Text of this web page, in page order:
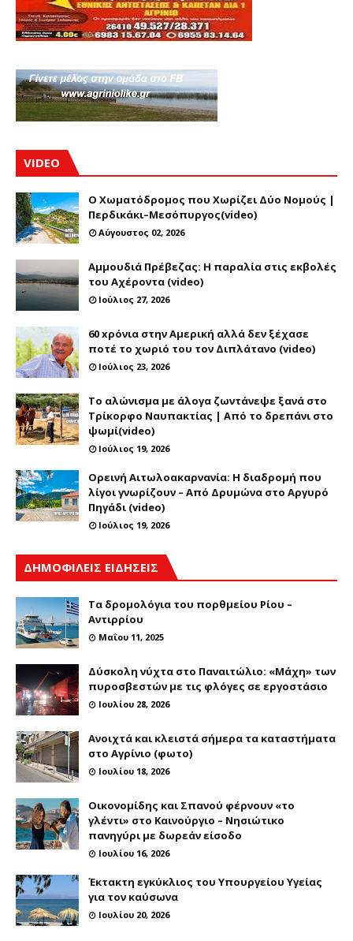
VIDEO
Ο Χωματόδρομος που Χωρίζει Δύο Νομούς |
Περδικάκι–Μεσόπυργος(video)
Αύγουστος 02, 2026
Αμμουδιά Πρέβεζας: Η παραλία στις εκβολές
του Αχέροντα (video)
Ιούλιος 27, 2026
60 xρόνια στην Αμερική αλλά δεν ξέχασε
ποτέ το χωριό του τον Διπλάτανο (video)
Ιούλιος 23, 2026
Το αλώνισμα με άλογα ζωντάνεψε ξανά στο
Τρίκορφο Ναυπακτίας | Από το δρεπάνι στο
ψωμί(video)
Ιούλιος 19, 2026
Ορεινή Αιτωλοακαρνανία: Η διαδρομή που
λίγοι γνωρίζουν – Από Δρυμώνα στο Αργυρό
Πηγάδι (video)
Ιούλιος 19, 2026
ΔΗΜΟΦΙΛΕΙΣ ΕΙΔΗΣΕΙΣ
Τα δρομολόγια του πορθμείου Ρίου –
Αντιρρίου
Μαΐου 11, 2025
Δύσκολη νύχτα στο Παναιτώλιο: «Μάχη» των
πυροσβεστών με τις φλόγες σε εργοστάσιο
Ιουλίου 28, 2026
Ανοιχτά και κλειστά σήμερα τα καταστήματα
στο Αγρίνιο (φωτο)
Ιουλίου 18, 2026
Οικονομίδης και Σπανού φέρνουν «το
γλέντι» στο Καινούργιο – Νησιώτικο
πανηγύρι με δωρεάν είσοδο
Ιουλίου 16, 2026
Έκτακτη εγκύκλιος του Υπουργείου Υγείας
για τον καύσωνα
Ιουλίου 20, 2026